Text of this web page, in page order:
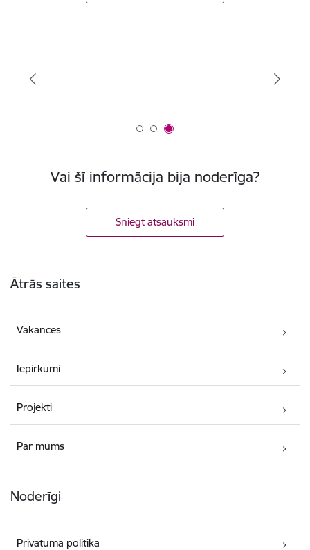
Vai šī informācija bija noderīga?
Sniegt atsauksmi
Ātrās saites
Vakances
Iepirkumi
Projekti
Par mums
Noderīgi
Privātuma politika